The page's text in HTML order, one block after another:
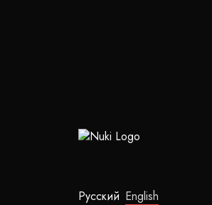
Русский English